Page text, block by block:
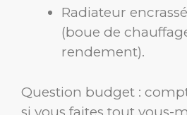
Radiateur
(boue de
rendement).
Question budget :
si vous faites tout vous-